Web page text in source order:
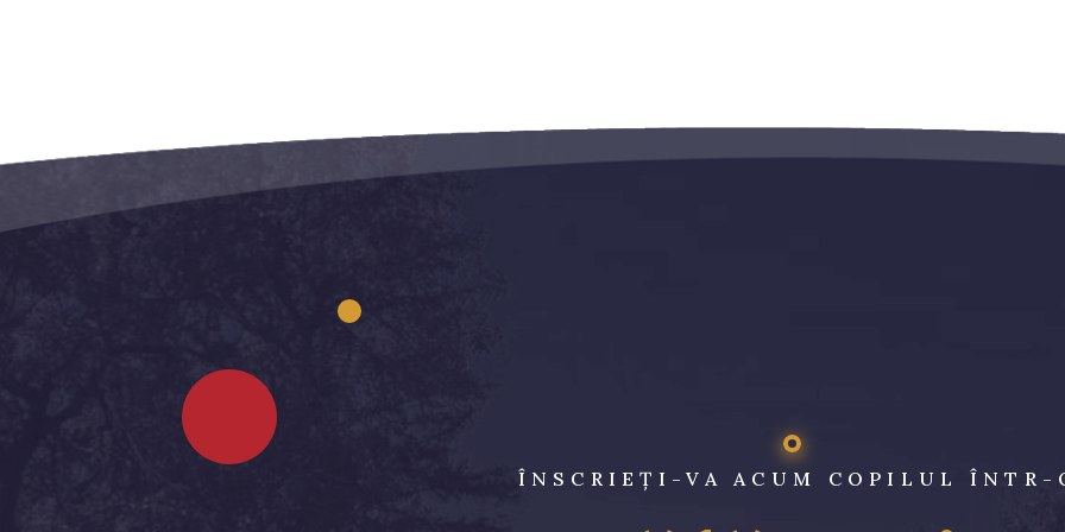
ÎNSCRIEȚI-VA ACUM COPILUL ÎNTR-